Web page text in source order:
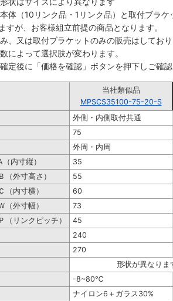
体（10リンク品・1リンク品）と取付ブラ
すが、お客様組立前提の商品となります。
、又は取付ブラケットのみの販売はしてお
によって選択肢が変わります。
定後に「価格を確認」ボタンを押下しご確
当社類似品
MPSCS35100-75-20-S
外側・内側取付共通
75
外周・内周
（内寸縦）
35
Ｂ（外寸高さ）
55
Ｃ（内寸横）
60
（外寸幅）
73
Ｐ（リンクピッチ）
45
240
270
形状が異なりま
-8~80℃
ナイロン6＋ガラス30%